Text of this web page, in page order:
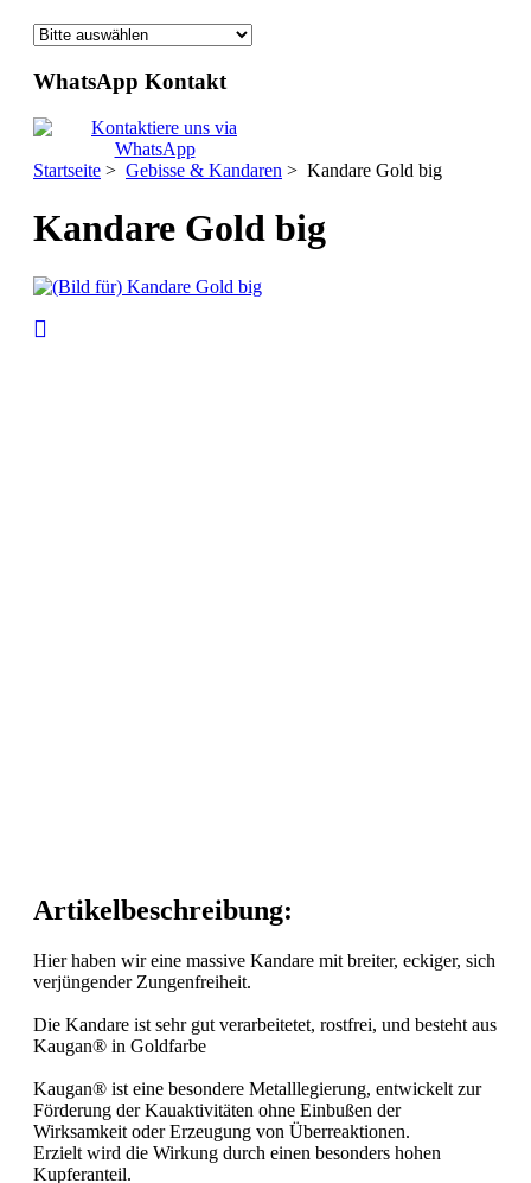
WhatsApp Kontakt
Startseite > Gebisse & Kandaren > Kandare Gold big
Kandare Gold big
Artikelbeschreibung:
Hier haben wir eine massive Kandare mit breiter, eckiger, sich
verjüngender Zungenfreiheit.
Die Kandare ist sehr gut verarbeitetet, rostfrei, und besteht aus
Kaugan® in Goldfarbe
Kaugan® ist eine besondere Metalllegierung, entwickelt zur
Förderung der Kauaktivitäten ohne Einbußen der
Wirksamkeit oder Erzeugung von Überreaktionen.
Erzielt wird die Wirkung durch einen besonders hohen
Kupferanteil.